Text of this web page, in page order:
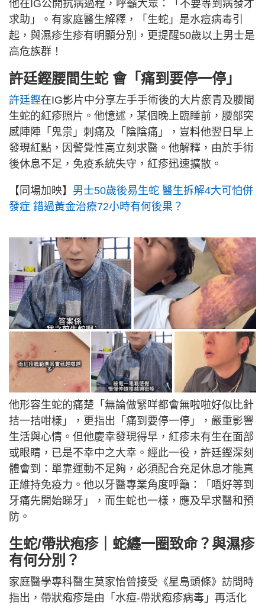
他在IG公開抗病過程，呼籲大眾：「不要等到病發才
求助」。有家庭醫生解釋，「生蛇」是水痘病毒引
起，與濕疹生疹有明顯分別，更提醒50歲以上男士是
高危族群！
許廷鏗腰間生蛇 會「痛到要停一停」
許廷鏗在IG影片中分享左手手術後的大片瘀青及腰間
生蛇的紅疹照片。他憶述，某個晚上臨睡前，腰部突
感陣陣「鬼祟」刺痛及「陰陰痛」，豈料他翌日早上
發現紅點，因警覺性高立刻求醫。他解釋，由於手術
後休息不足，免疫系統失守，紅疹迅速擴散。
【同場加映】 男士50歲後易生蛇 醫生拆解4大可怕併
發症 錯過黃金治療72小時有何後果？
他形容生蛇的痛楚「無論做緊咩都會無啦啦好似比針
拮一拮咁樣」，更指出「痛到要停一停」，嚴重影響
生活與心情。但他慶幸發現得早，紅疹未有生在面部
或眼睛，已是不幸中之大幸。經此一役，許廷鏗深刻
體會到：單靠運動不足夠，必須配合充足休息才能真
正維持免疫力。他以牙醫專業角度呼籲：「唔好等到
牙痛先開始睇牙」，而生蛇也一樣，應及早求醫和預
防。
生蛇/帶狀疱疹｜ 蛇纏一圈致命？ 與濕疹
有何分別？
家庭醫學專科醫生莫家怡曾接受《星島頭條》訪問時
指出，帶狀疱疹是由「水痘-帶狀疱疹病毒」再活化